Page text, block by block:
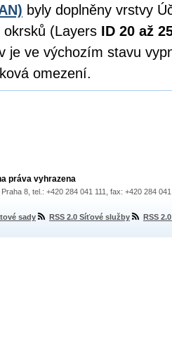
byly doplněny vrstvy
(Layers ID 20 až
je ve výchozím stavu
omezení.
práva vyhrazena
8, tel.: +420 284 041 111, fax: +420 284
sady RSS 2.0 Síťové služby RSS